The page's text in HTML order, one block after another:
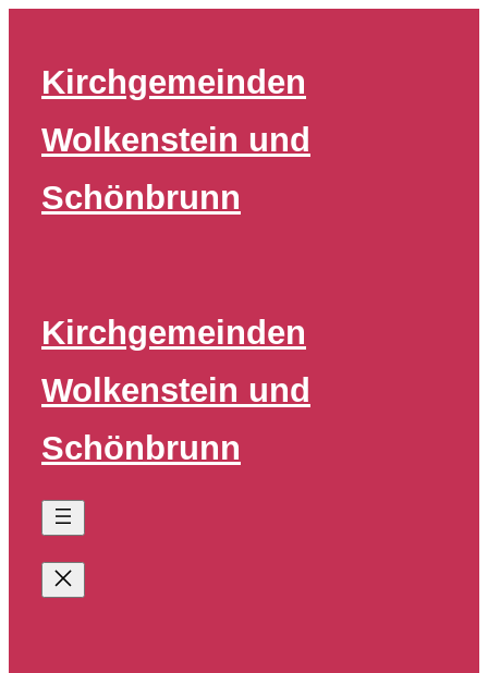
springen
Kirchgemeinden
Wolkenstein und
Schönbrunn
Kirchgemeinden
Wolkenstein und
Schönbrunn